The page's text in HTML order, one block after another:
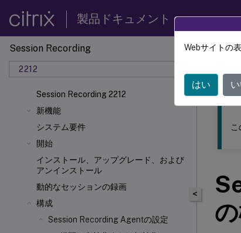
製品ドキュメント
Session Recording
2212
Session Recording 2212
新機能
システム要件
開始
インストール、アップグレード、および
アンインストール
動的なセッションの録画
構成
Session Recording Agentの設定
このコ
<
Webサイトの
はい